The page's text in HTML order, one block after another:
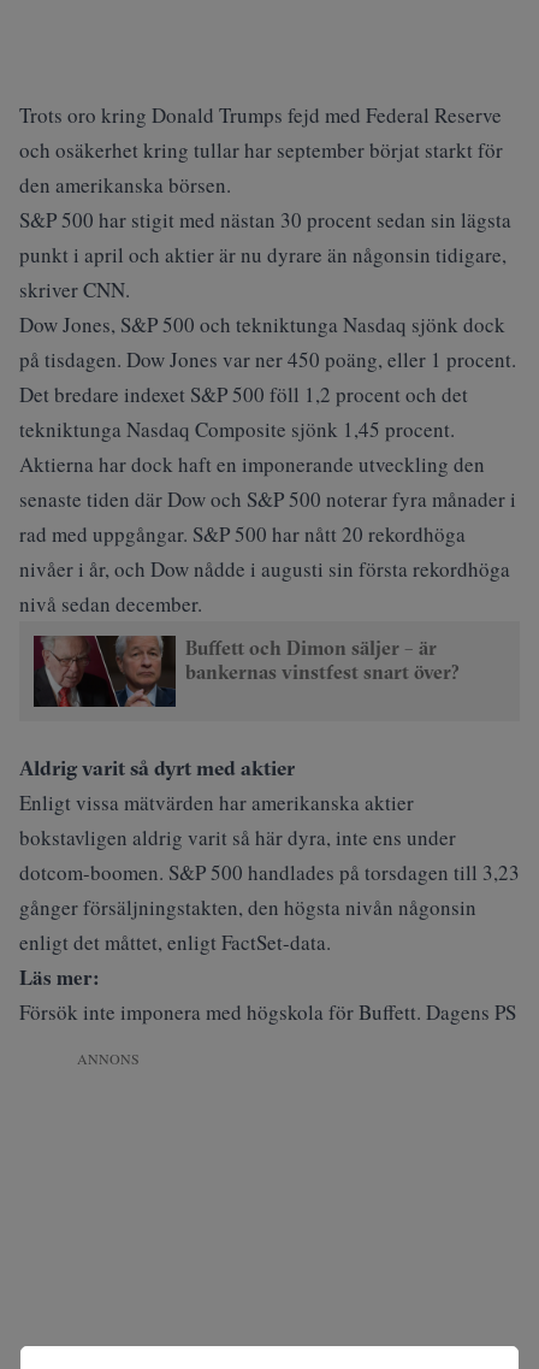
Trots oro kring Donald Trumps fejd med Federal Reserve
och osäkerhet kring tullar har september börjat starkt för
den amerikanska börsen.
S&P 500 har stigit med nästan 30 procent sedan sin lägsta
punkt i april och aktier är nu dyrare än någonsin tidigare,
skriverCNN.
Dow Jones, S&P 500 och tekniktunga Nasdaq sjönk dock
på tisdagen. Dow Jones var ner 450 poäng, eller 1 procent.
Det bredare indexet S&P 500 föll 1,2 procent och det
tekniktunga Nasdaq Composite sjönk 1,45 procent.
Aktierna har dock haft en imponerande utveckling den
senaste tiden där Dow och S&P 500 noterar fyra månader i
rad med uppgångar. S&P 500 har nått 20 rekordhöga
nivåer i år, och Dow nådde i augusti sin första rekordhöga
nivå sedan december.
Buffett och Dimon säljer – är
bankernas vinstfest snart över?
Aldrig varit så dyrt med aktier
Enligt vissa mätvärden har amerikanska aktier
bokstavligen aldrig varit så här dyra, inte ens under
dotcom-boomen. S&P 500 handlades på torsdagen till 3,23
gånger försäljningstakten, den högsta nivån någonsin
enligt det måttet, enligt FactSet-data.
Läs mer:
Försök inte imponera med högskola för Buffett. Dagens PS
ANNONS